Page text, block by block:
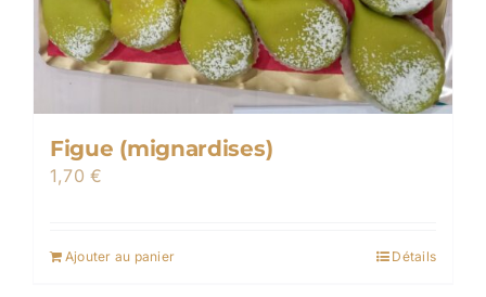
Figue (mignardises)
1,70€
Ajouter au panier Détails